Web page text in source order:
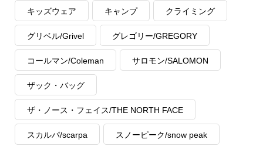
キッズウェア キャンプ クライミング
グリベル/Grivel グレゴリー/GREGORY
コールマン/Coleman サロモン/SALOMON
ザック・バッグ
ザ・ノース・フェイス/THE NORTH FACE
スカルパ/scarpa スノーピーク/snow peak